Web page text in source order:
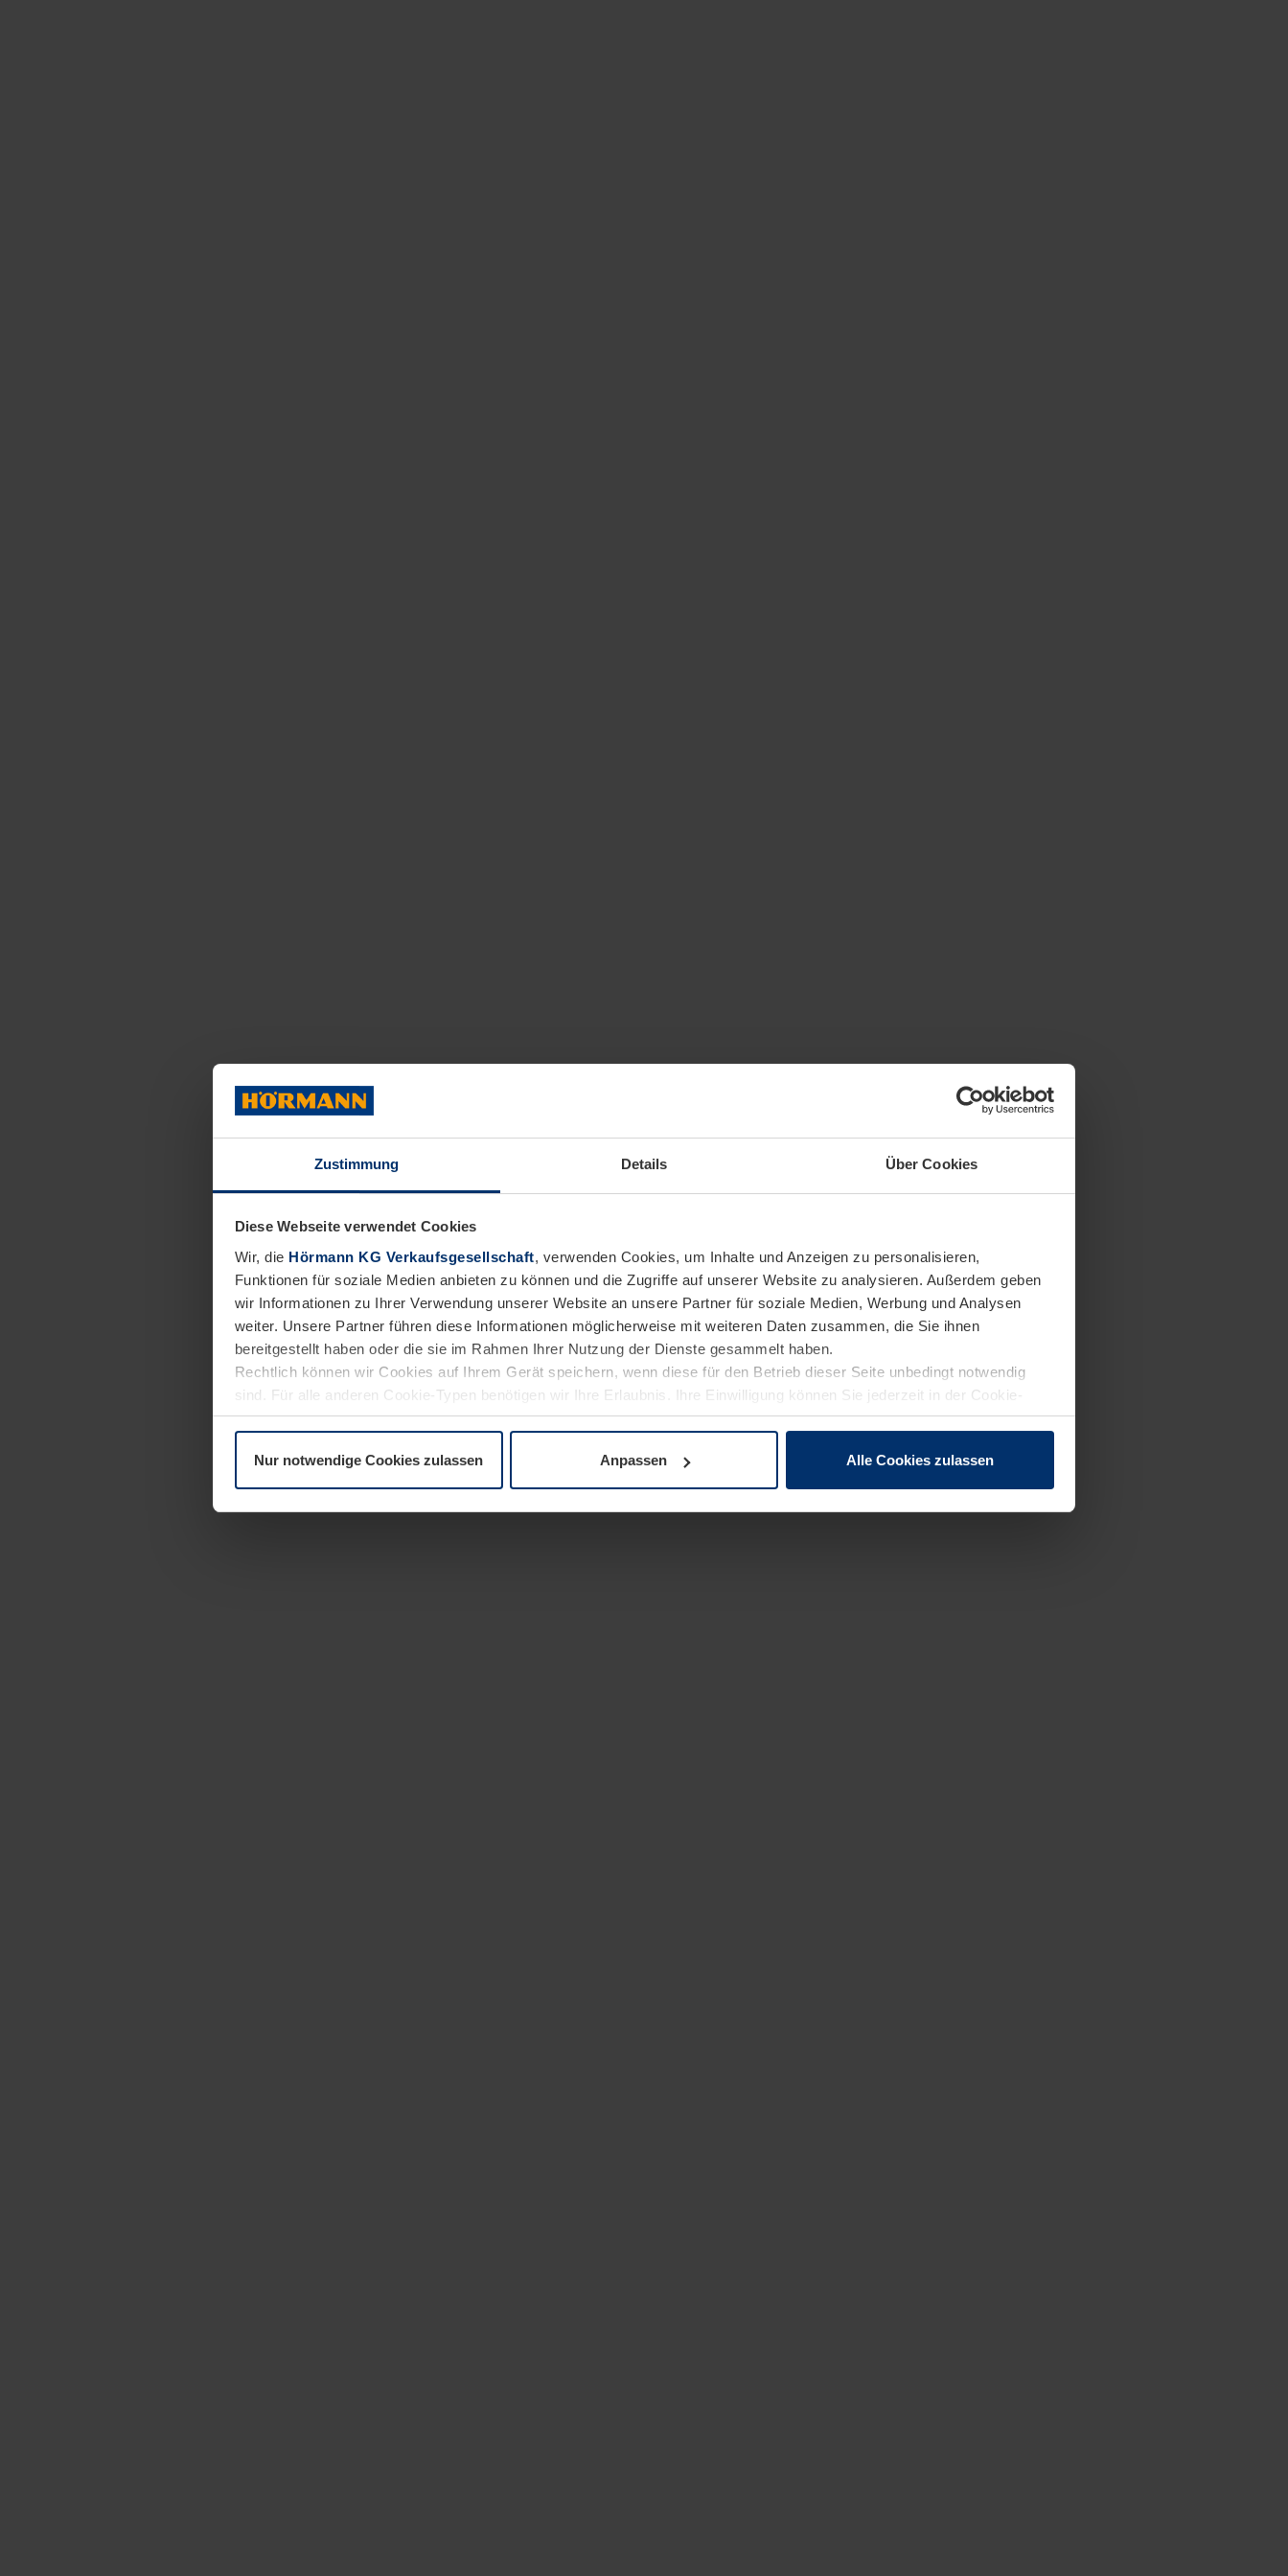
Zustimmung Details Über Cookies
Diese Webseite verwendet Cookies
Wir, die Hörmann KG Verkaufsgesellschaft, verwenden Cookies, um Inhalte und Anzeigen zu personalisieren,
Funktionen für soziale Medien anbieten zu können und die Zugriffe auf unserer Website zu analysieren. Außerdem geben
wir Informationen zu Ihrer Verwendung unserer Website an unsere Partner für soziale Medien, Werbung und Analysen
weiter. Unsere Partner führen diese Informationen möglicherweise mit weiteren Daten zusammen, die Sie ihnen
bereitgestellt haben oder die sie im Rahmen Ihrer Nutzung der Dienste gesammelt haben.
Rechtlich können wir Cookies auf Ihrem Gerät speichern, wenn diese für den Betrieb dieser Seite unbedingt notwendig
sind. Für alle anderen Cookie-Typen benötigen wir Ihre Erlaubnis. Ihre Einwilligung können Sie jederzeit in der Cookie-
Erläuterung auf der SeiteDatenschutzerklärungunserer Website ändern oder widerrufen.
Nur notwendige Cookies zulassen Anpassen Alle Cookies zulassen